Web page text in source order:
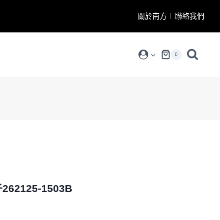
關於南方 聯絡我們
0
1503B